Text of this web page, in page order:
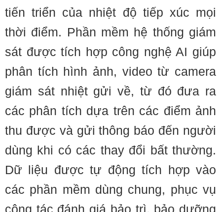
tiến triển của nhiệt độ tiếp xúc mọi
thời điểm. Phần mềm hệ thống giám
sát được tích hợp công nghệ AI giúp
phân tích hình ảnh, video từ camera
giám sát nhiệt gửi về, từ đó đưa ra
các phân tích dựa trên các điểm ảnh
thu được và gửi thông báo đến người
dùng khi có các thay đổi bất thường.
Dữ liệu được tự động tích hợp vào
các phần mềm dùng chung, phục vụ
công tác đánh giá bảo trì, bảo dưỡng